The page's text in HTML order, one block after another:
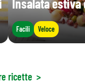
Insalata estiva
Facili Veloce
ricette >